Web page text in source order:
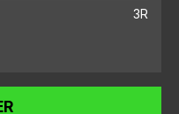
3R